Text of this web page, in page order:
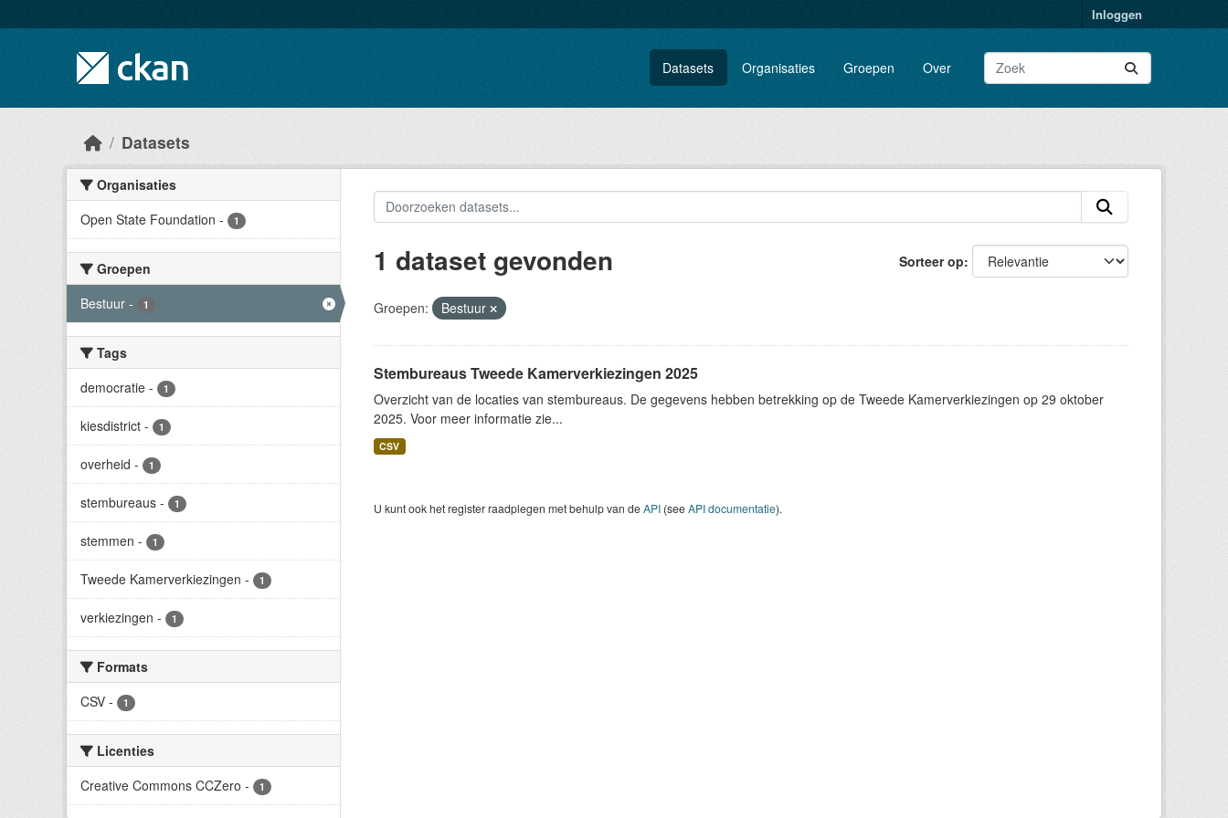
Inloggen
Datasets Organisaties Groepen Over
Datasets
Organisaties
Open State Foundation - 1
Groepen
Bestuur - 1
Tags
democratie - 1
kiesdistrict - 1
overheid - 1
stembureaus - 1
stemmen - 1
Tweede Kamerverkiezingen - 1
verkiezingen - 1
Formats
CSV - 1
Licenties
Creative Commons CCZero - 1
Sorteer op
1 dataset gevonden
Groepen: Bestuur
Stembureaus Tweede Kamerverkiezingen 2025
Overzicht van de locaties van stembureaus. De gegevens hebben betrekking op de Tweede Kamerverkiezingen op 29 oktober
2025. Voor meer informatie zie...
CSV
U kunt ook het register raadplegen met behulp van deAPI(seeAPI documentatie).